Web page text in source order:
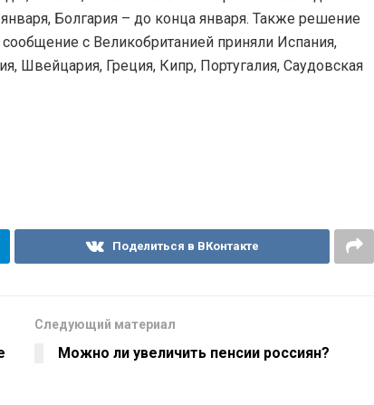
Болгария – до конца января. Также решение
с Великобританией приняли Испания,
Швейцария, Греция, Кипр, Португалия, Саудовская
Поделиться в ВКонтакте
Следующий материал
Можно ли увеличить пенсии россиян?